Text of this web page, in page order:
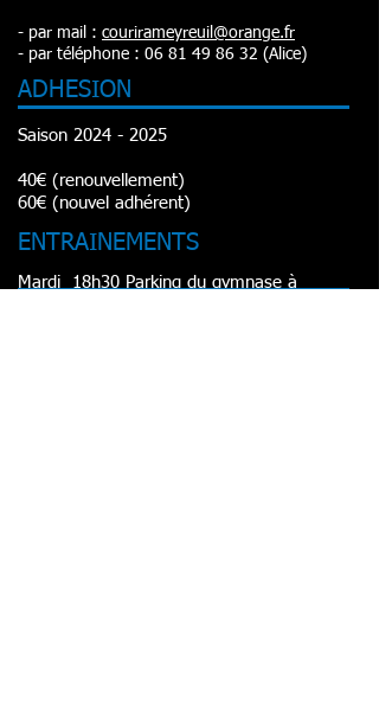
ADHESION
- par mail : courirameyreuil@orange.fr
- par téléphone : 06 81 49 86 32 (Alice)
Saison 2024 - 2025
40€ (renouvellement)
60€ (nouvel adhérent)
ENTRAINEMENTS
Mardi 18h30 Parking du gymnase à